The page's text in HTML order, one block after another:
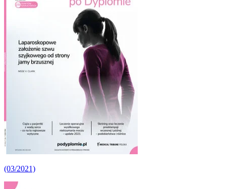
(03/2021)